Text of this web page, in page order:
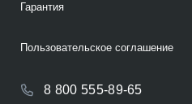
Гарантия
8 800 555-89-65
Пользовательское соглашение